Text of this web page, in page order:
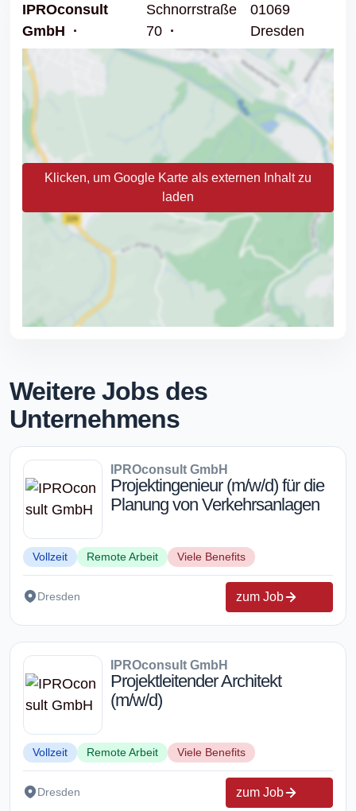
IPROconsult
GmbH
Schnorrstraße
70
01069
Dresden
Klicken, um Google Karte als externen Inhalt zu
laden
Weitere Jobs des
Unternehmens
IPROconsult GmbH
Projektingenieur (m/w/d) für die
Planung von Verkehrsanlagen
Vollzeit Remote Arbeit Viele Benefits
Dresden zum Job
IPROconsult GmbH
Projektleitender Architekt
(m/w/d)
Vollzeit Remote Arbeit Viele Benefits
Dresden zum Job